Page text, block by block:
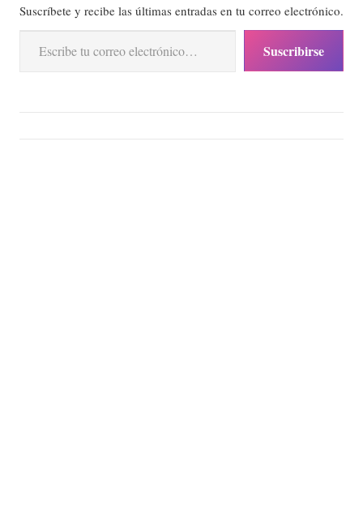
Suscríbete y recibe las últimas entradas en tu correo electrónico.
Escribe tu correo electrónico…
Suscribirse